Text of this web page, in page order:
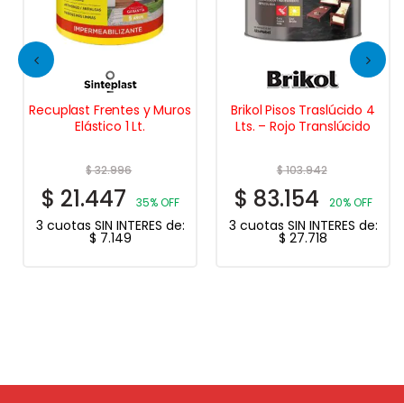
Recuplast Frentes y Muros
Elástico 1 Lt.
$32.996
$ 21.447 35% OFF
3 cuotas SIN INTERES de:
$ 7.149
Brikol Pisos Traslúcido 4
Lts. – Rojo Translúcido
$103.942
$ 83.154 20% OFF
3 cuotas SIN INTERES de:
$ 27.718